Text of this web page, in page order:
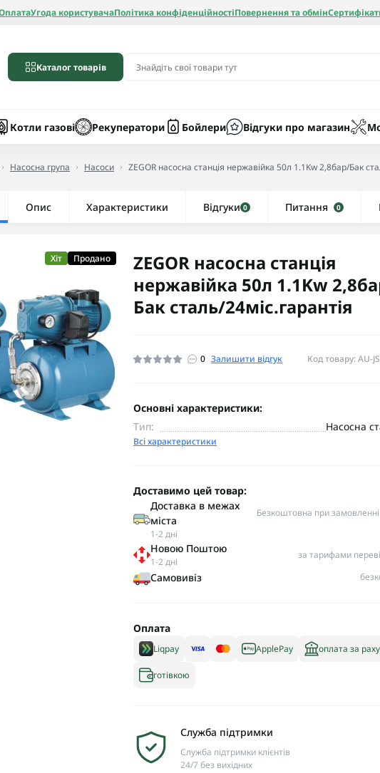
Угода користувачаПолітика конфіденційностіПовернення та обмін
Каталог товарів
Котли газові Рекуператори Бойлери Відгуки про магазин
Радіатори алюмінієві
Рушникосушки водяні
Насосна група Насоси ZEGOR насосна станція нержавійка 50л 1.1Kw 2,8бар/Бак
Опис Характеристики Відгуки 0 Питання 0
Хіт Продано
ZEGOR насосна станція
нержавійка 50л 1.1Kw
Бак сталь/24міс.гарантія
0 Залишити відгук Код товару: AU-
Основні характеристики:
Тип:
Насосна
Всі характеристики
Доставимо цей товар:
Доставка в межах
міста
1-2 дні
Безкоштовна при замовленні
Новою Поштою
1-2 дні
за тарифами
Самовивіз
Оплата
Liqpay ApplePay оплата за
готівкою
Служба підтримки
Служба підтримки клієнтів
24/7 без вихідних